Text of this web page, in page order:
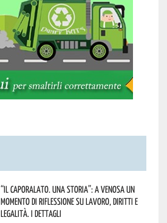
“Il caporalato. Una storia”: a Venosa un
momento di riflessione su lavoro, diritti e
legalità. I dettagli